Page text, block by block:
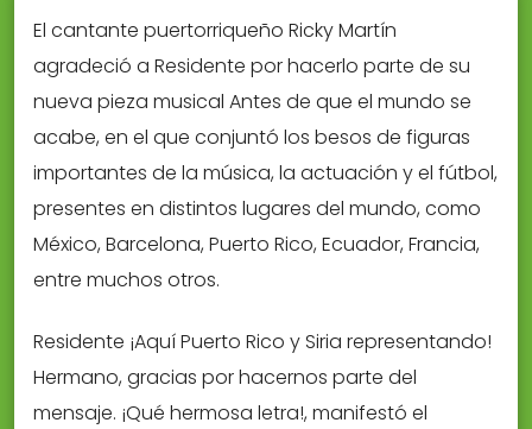
El cantante puertorriqueño Ricky Martín
agradeció a Residente por hacerlo parte de su
nueva pieza musical Antes de que el mundo se
acabe, en el que conjuntó los besos de figuras
importantes de la música, la actuación y el fútbol,
presentes en distintos lugares del mundo, como
México, Barcelona, Puerto Rico, Ecuador, Francia,
entre muchos otros.
Residente ¡Aquí Puerto Rico y Siria representando!
Hermano, gracias por hacernos parte del
mensaje. ¡Qué hermosa letra!, manifestó el